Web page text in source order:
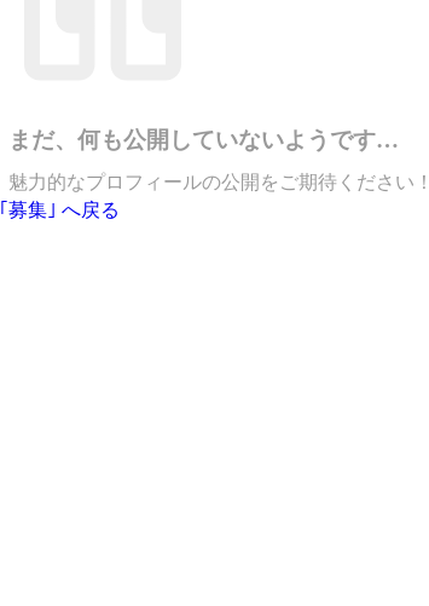
まだ、何も公開していないようです…
魅力的なプロフィールの公開をご期待ください！
｢募集｣ へ戻る